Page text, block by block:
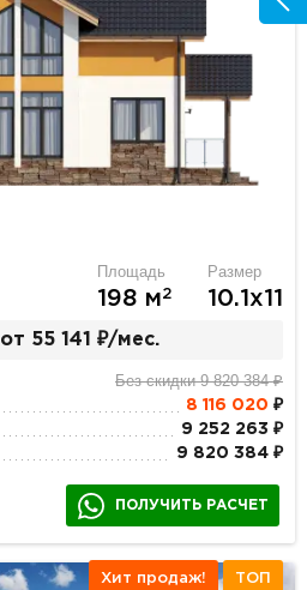
Площадь
198 м2
Размер
10.1х11
от 55 141 ₽/мес.
Без скидки 9 820 384 ₽
8 116 020 ₽
9 252 263 ₽
9 820 384 ₽
ПОЛУЧИТЬ РАСЧЕТ
Хит продаж! ТОП